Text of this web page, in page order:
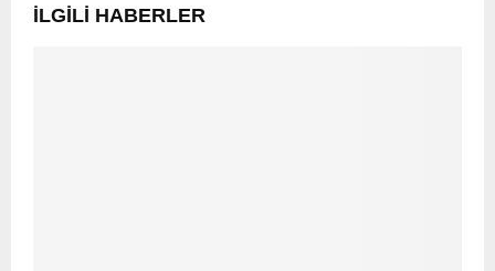
İLGILI HABERLER